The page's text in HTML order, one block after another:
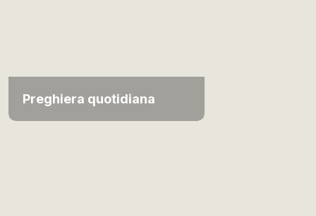
Preghiera quotidiana